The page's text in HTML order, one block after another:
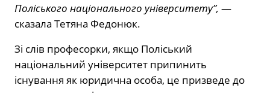
Поліського національного університету”, —
сказала Тетяна Федонюк.
Зі слів професорки, якщо Поліський
національний університет припинить
існування як юридична особа, це призведе до